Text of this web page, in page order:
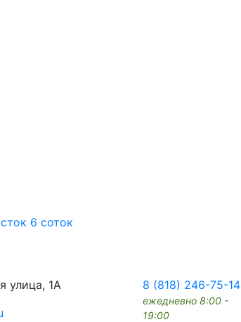
6 соток
улица, 1А
8 (818) 246-75-14
ежедневно 8:00 -
19:00